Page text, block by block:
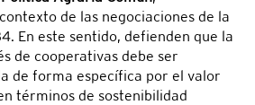
de las negociaciones de la
En este sentido, defienden que la
de cooperativas debe ser
de forma específica por el valor
términos de sostenibilidad